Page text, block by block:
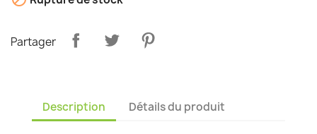
Partager
Description Détails du produit